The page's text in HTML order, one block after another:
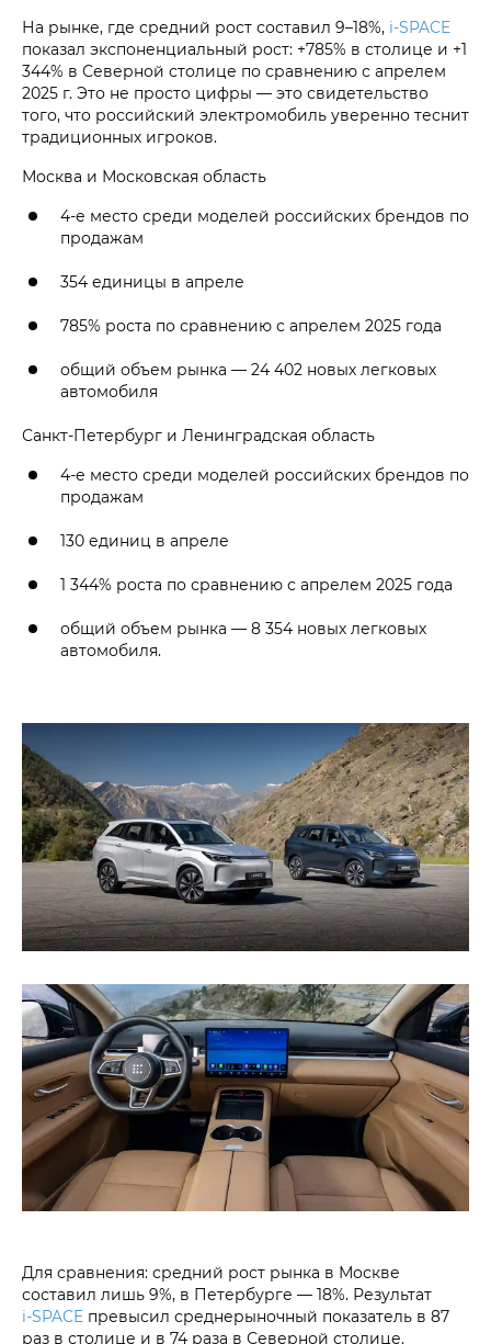
На рынке, где средний рост составил 9–18%, i‑SPACE
показал экспоненциальный рост: +785% в столице и +1
344% в Северной столице по сравнению с апрелем
2025 г. Это не просто цифры — это свидетельство
того, что российский электромобиль уверенно теснит
традиционных игроков.
Москва и Московская область
4-е место среди моделей российских брендов по
продажам
354 единицы в апреле
785% роста по сравнению с апрелем 2025 года
общий объем рынка — 24 402 новых легковых
автомобиля
Санкт-Петербург и Ленинградская область
4-е место среди моделей российских брендов по
продажам
130 единиц в апреле
1 344% роста по сравнению с апрелем 2025 года
общий объем рынка — 8 354 новых легковых
автомобиля.
Для сравнения: средний рост рынка в Москве
составил лишь 9%, в Петербурге — 18%. Результат
i‑SPACE превысил среднерыночный показатель в 87
раз в столице и в 74 раза в Северной столице.